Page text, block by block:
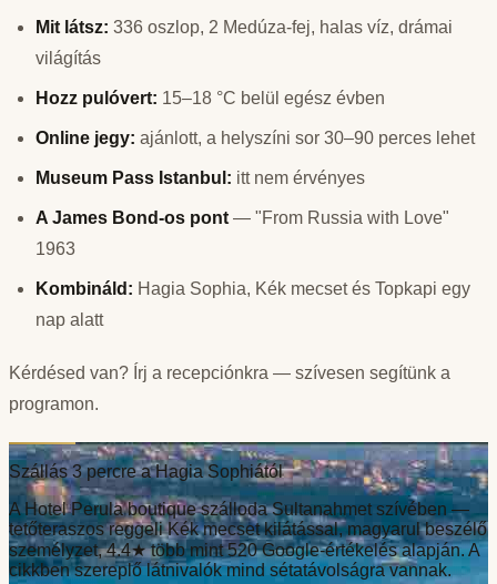
Mit látsz: 336 oszlop, 2 Medúza-fej, halas víz, drámai
világítás
Hozz pulóvert: 15–18 °C belül egész évben
Online jegy: ajánlott, a helyszíni sor 30–90 perces lehet
Museum Pass Istanbul: itt nem érvényes
A James Bond-os pont— "From Russia with Love"
1963
Kombináld: Hagia Sophia, Kék mecset és Topkapi egy
nap alatt
Kérdésed van? Írj a recepciónkra — szívesen segítünk a
programon.
Szállás 3 percre a Hagia Sophiától
A Hotel Perula boutique szálloda Sultanahmet szívében —
tetőteraszos reggeli Kék mecset kilátással, magyarul beszélő
személyzet, 4.4★ több mint 520 Google-értékelés alapján. A
cikkben szereplő látnivalók mind sétatávolságra vannak.